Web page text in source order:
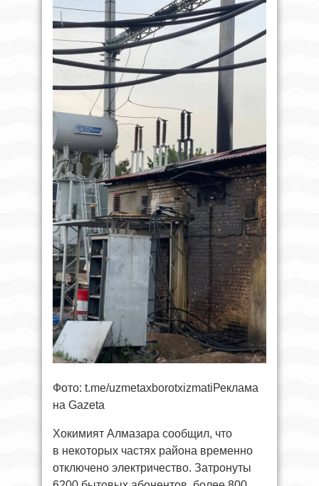
Фото: t.me/uzmetaxborotxizmatiРеклама
на Gazeta
Хокимият Алмазара сообщил, что
в некоторых частях района временно
отключено электричество. Затронуты